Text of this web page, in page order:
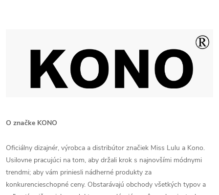
O značke KONO
Oficiálny dizajnér, výrobca a distribútor značiek Miss Lulu a Kono.
Usilovne pracujúci na tom, aby držali krok s najnovšími módnymi
trendmi; aby vám priniesli nádherné produkty za
konkurencieschopné ceny. Obstarávajú obchody všetkých typov a